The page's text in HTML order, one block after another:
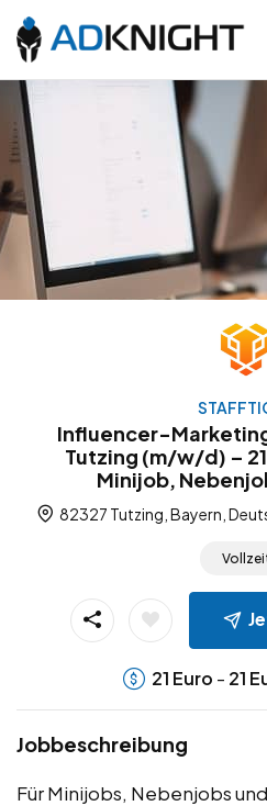
Influencer-
Tutzing (m/w/d) –
Minijob,
82327 Tutzing, Bayern,
21 Euro - 21
Jobbeschreibung
Für Minijobs, Nebenjobs